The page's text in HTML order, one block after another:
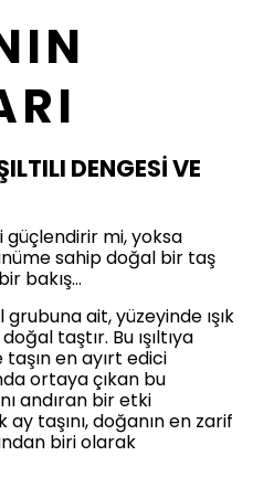
DENGESİ VE
güçlendirir mi, yoksa
sahip doğal bir taş
bakış…
ait, yüzeyinde ışık
taştır. Bu ışıltıya
taşın en ayırt edici
ortaya çıkan bu
andıran bir etki
taşını, doğanın en zarif
biri olarak